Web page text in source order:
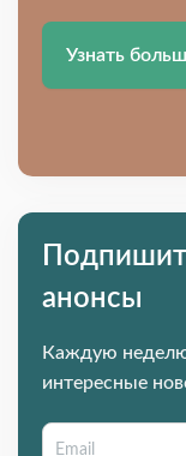
Узнать
анонсы
Каждую
интересные